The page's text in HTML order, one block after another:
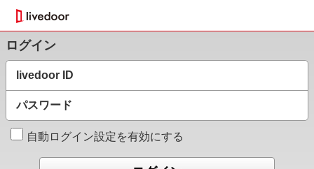
ログイン
livedoor ID
パスワード
自動ログイン設定を有効にする